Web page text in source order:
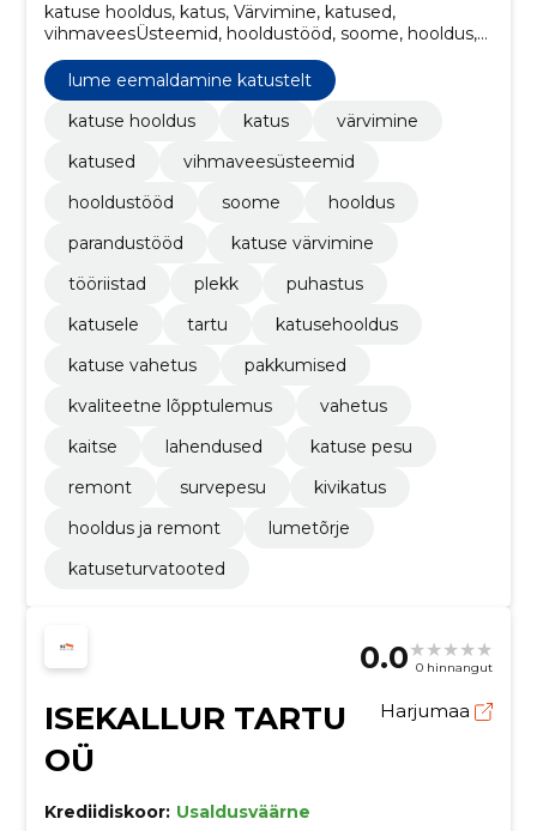
katuse hooldus, katus, Värvimine, katused,
vihmaveesÜsteemid, hooldustööd, soome, hooldus,
parandustööd, Katuse värvimine
lume eemaldamine katustelt
katuse hooldus
katus
värvimine
katused
vihmaveesüsteemid
hooldustööd
soome
hooldus
parandustööd
katuse värvimine
tööriistad
plekk
puhastus
katusele
tartu
katusehooldus
katuse vahetus
pakkumised
kvaliteetne lõpptulemus
vahetus
kaitse
lahendused
katuse pesu
remont
survepesu
kivikatus
hooldus ja remont
lumetõrje
katuseturvatooted
0.0 0 hinnangut
ISEKALLUR TARTU
OÜ
Harjumaa
Krediidiskoor: Usaldusväärne